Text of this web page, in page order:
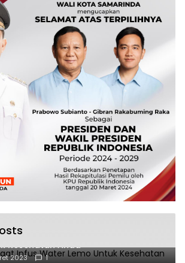
Manfaat Infus Water Lemo
Kesehatan Anda
2023 1